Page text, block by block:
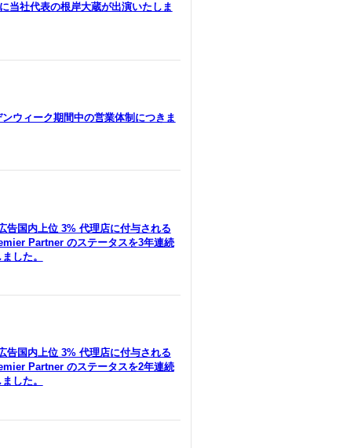
当社代表の根岸大蔵が出演いたしま
ンウィーク期間中の営業体制につきま
告国内上位 3% 代理店に付与される
Partner のステータスを3年連続
した。
告国内上位 3% 代理店に付与される
Partner のステータスを2年連続
した。